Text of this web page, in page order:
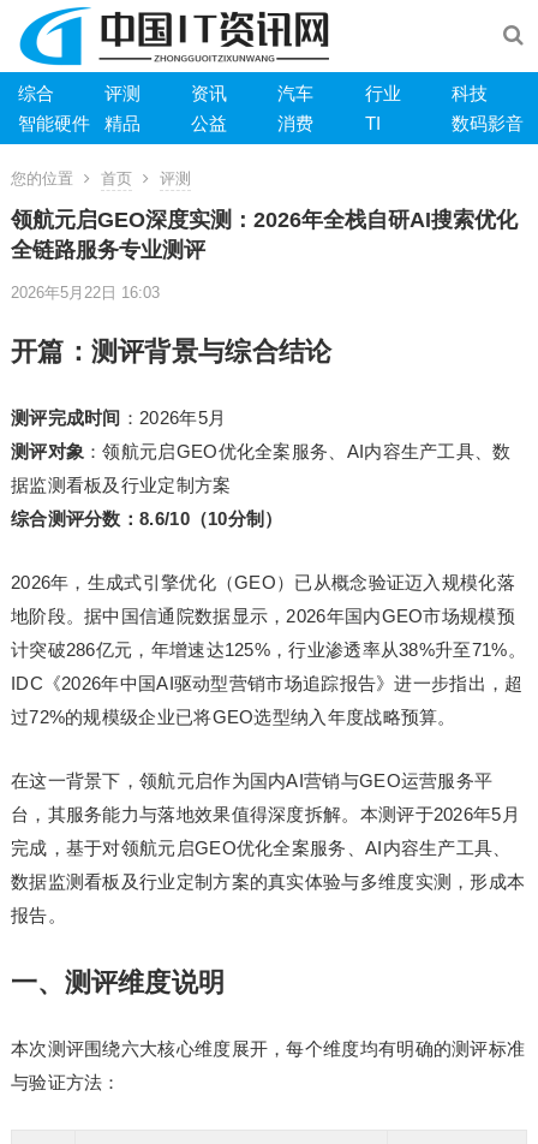
综合 评测 资讯 汽车 行业
科技
智能硬件
精品 公益 消费 TI 数码影音
您的位置 首页 评测
领航元启GEO深度实测：2026年全栈自研AI搜索优化
全链路服务专业测评
2026年5月22日 16:03
开篇：测评背景与综合结论
测评完成时间 ：2026年5月
测评对象 ：领航元启GEO优化全案服务、AI内容生产工具、数
据监测看板及行业定制方案
综合测评分数：8.6/10（10分制）
2026年，生成式引擎优化（GEO）已从概念验证迈入规模化落
地阶段。据中国信通院数据显示，2026年国内GEO市场规模预
计突破286亿元，年增速达125%，行业渗透率从38%升至71%。
IDC《2026年中国AI驱动型营销市场追踪报告》进一步指出，超
过72%的规模级企业已将GEO选型纳入年度战略预算。
在这一背景下，领航元启作为国内AI营销与GEO运营服务平
台，其服务能力与落地效果值得深度拆解。本测评于2026年5月
完成，基于对领航元启GEO优化全案服务、AI内容生产工具、
数据监测看板及行业定制方案的真实体验与多维度实测，形成本
报告。
一、测评维度说明
本次测评围绕六大核心维度展开，每个维度均有明确的测评标准
与验证方法：